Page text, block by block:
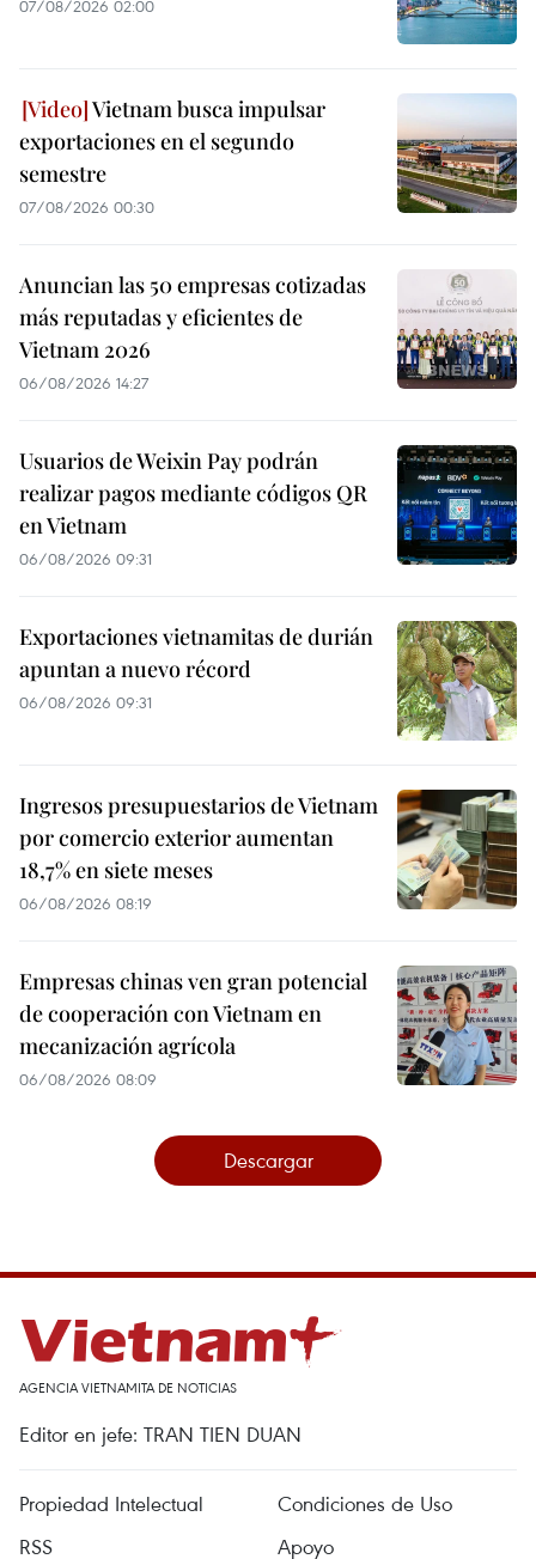
07/08/2026 02:00
Vietnam busca impulsar
exportaciones en el segundo
semestre
07/08/2026 00:30
Anuncian las 50 empresas cotizadas
más reputadas y eficientes de
Vietnam 2026
06/08/2026 14:27
Usuarios de Weixin Pay podrán
realizar pagos mediante códigos QR
en Vietnam
06/08/2026 09:31
Exportaciones vietnamitas de durián
apuntan a nuevo récord
06/08/2026 09:31
Ingresos presupuestarios de Vietnam
por comercio exterior aumentan
18,7% en siete meses
06/08/2026 08:19
Empresas chinas ven gran potencial
de cooperación con Vietnam en
mecanización agrícola
06/08/2026 08:09
Descargar
AGENCIA VIETNAMITA DE NOTICIAS
Editor en jefe: TRAN TIEN DUAN
Propiedad Intelectual
Condiciones de Uso
RSS
Apoyo